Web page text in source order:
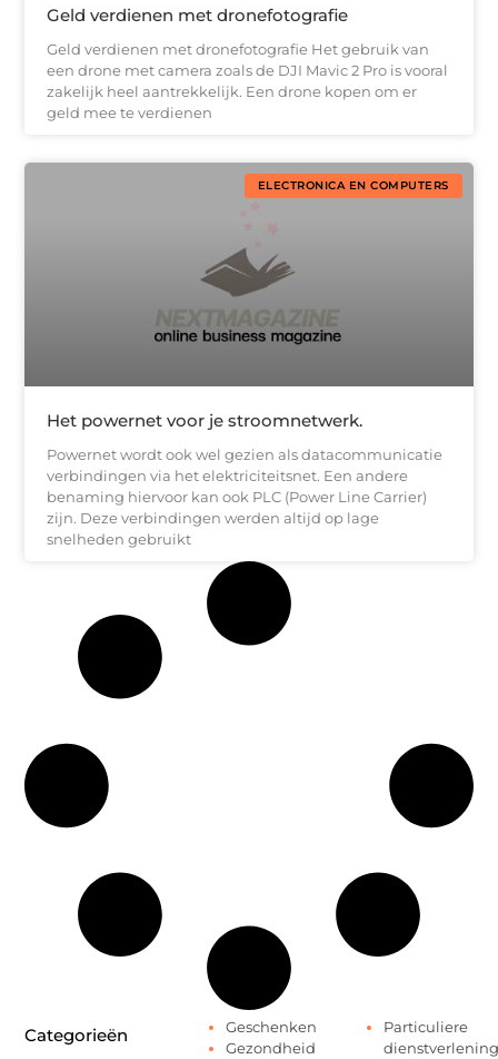
Geld verdienen met dronefotografie
Geld verdienen met dronefotografie Het gebruik van
een drone met camera zoals de DJI Mavic 2 Pro is vooral
zakelijk heel aantrekkelijk. Een drone kopen om er
geld mee te verdienen
ELECTRONICA EN COMPUTERS
Het powernet voor je stroomnetwerk.
Powernet wordt ook wel gezien als datacommunicatie
verbindingen via het elektriciteitsnet. Een andere
benaming hiervoor kan ook PLC (Power Line Carrier)
zijn. Deze verbindingen werden altijd op lage
snelheden gebruikt
Categorieën
Geschenken
Gezondheid
Particuliere
dienstverlening